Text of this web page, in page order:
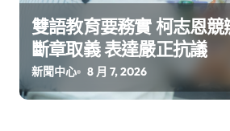
雙語教育要務實 柯志恩
斷章取義 表達嚴正抗議
新聞中心 8 月 7, 2026